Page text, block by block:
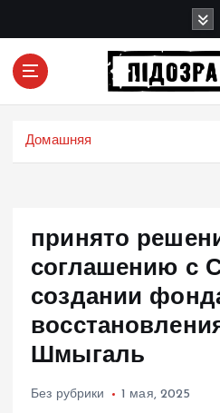
Подозрения и
Домашняя
принято
соглашению с
создании
Шмыгаль
Без рубрики 1 мая, 2025